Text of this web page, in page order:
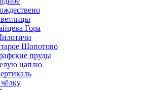
Гора
Шопотово
пруды
цаплю